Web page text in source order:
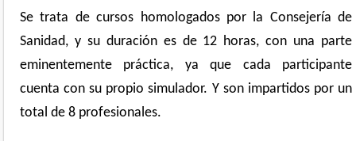
Se trata de cursos homologados por la Consejería de
Sanidad, y su duración es de 12 horas, con una parte
eminentemente práctica, ya que cada participante
cuenta con su propio simulador. Y son impartidos por un
total de 8 profesionales.